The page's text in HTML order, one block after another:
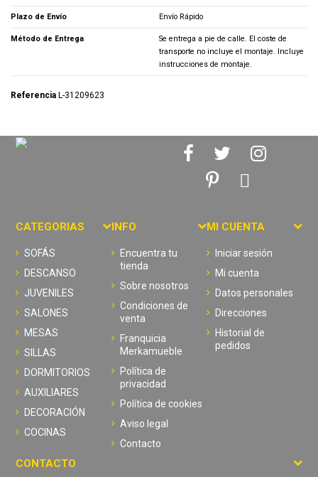
Plazo de Envío Envío Rápido
Método de Entrega
Se entrega a pie de calle. El coste de
transporte no incluye el montaje. Incluye
instrucciones de montaje.
Referencia L-31209623
CATEGORIAS
SOFÁS
DESCANSO
JUVENILES
SALONES
MESAS
SILLAS
DORMITORIOS
AUXILIARES
DECORACIÓN
COCINAS
INFO
Encuentra tu
tienda
Sobre nosotros
Condiciones de
venta
Franquicia
Merkamueble
Política de
privacidad
Política de cookies
Aviso legal
Contacto
MI CUENTA
Iniciar sesión
Mi cuenta
Datos personales
Direcciones
Historial de
pedidos
CONTACTO